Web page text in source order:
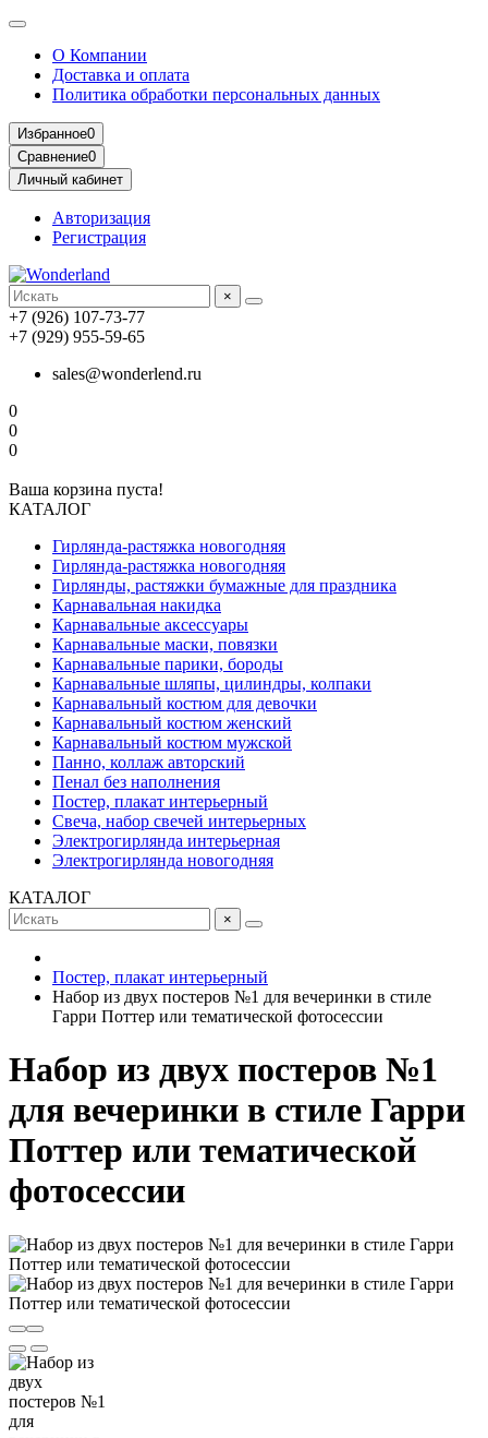
О Компании
Доставка и оплата
Политика обработки персональных данных
Избранное0
Сравнение0
Личный кабинет
Авторизация
Регистрация
×
+7 (926) 107-73-77
+7 (929) 955-59-65
sales@wonderlend.ru
0
0
0
Ваша корзина пуста!
КАТАЛОГ
Гирлянда-растяжка новогодняя
Гирлянда-растяжка новогодняя
Гирлянды, растяжки бумажные для праздника
Карнавальная накидка
Карнавальные аксессуары
Карнавальные маски, повязки
Карнавальные парики, бороды
Карнавальные шляпы, цилиндры, колпаки
Карнавальный костюм для девочки
Карнавальный костюм женский
Карнавальный костюм мужской
Панно, коллаж авторский
Пенал без наполнения
Постер, плакат интерьерный
Свеча, набор свечей интерьерных
Электрогирлянда интерьерная
Электрогирлянда новогодняя
КАТАЛОГ
×
Постер, плакат интерьерный
Набор из двух постеров №1 для вечеринки в стиле
Гарри Поттер или тематической фотосессии
Набор из двух постеров №1
для вечеринки в стиле Гарри
Поттер или тематической
фотосессии